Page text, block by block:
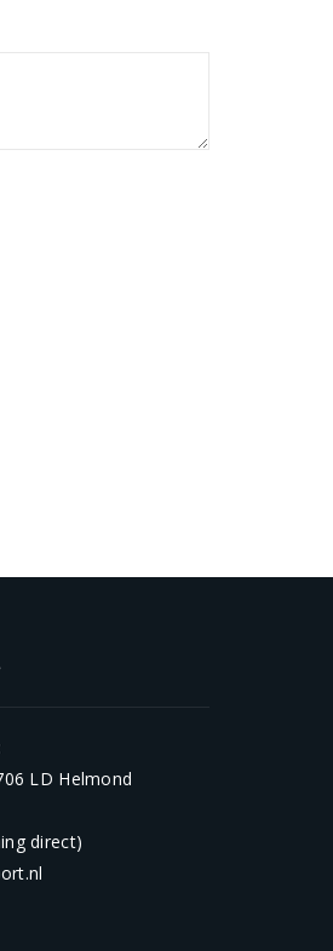
LD Helmond
direct)